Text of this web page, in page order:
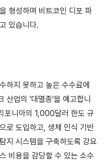
형성하며 비트코인 디포 파
있습니다.
하지 못하고 높은 수수료에
산업의 '대멸종'을 예고합니
포니아의 1,000달러 한도 규
로 도입하고, 생체 인식 기반
지 시스템을 구축하도록 강요
비용을 감당할 수 있는 소수